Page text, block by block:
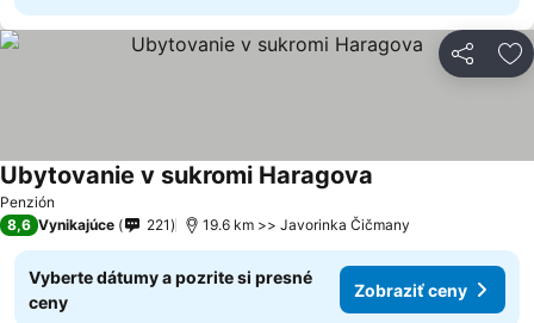
Zdieľať
Penzión
Ubytovanie v sukromi Haragova
8,6 Vynikajúce 221 19.6 km >> Javorinka Čičmany
Vyberte dátumy a pozrite si presné
ceny
Zobraziť ceny